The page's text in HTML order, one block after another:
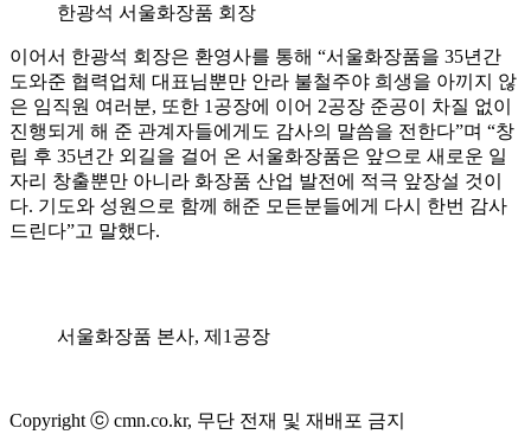
한광석 서울화장품 회장
이어서 한광석 회장은 환영사를 통해 “서울화장품을 35년간
도와준 협력업체 대표님뿐만 안라 불철주야 희생을 아끼지 않
은 임직원 여러분, 또한 1공장에 이어 2공장 준공이 차질 없이
진행되게 해 준 관계자들에게도 감사의 말씀을 전한다”며 “창
립 후 35년간 외길을 걸어 온 서울화장품은 앞으로 새로운 일
자리 창출뿐만 아니라 화장품 산업 발전에 적극 앞장설 것이
다. 기도와 성원으로 함께 해준 모든분들에게 다시 한번 감사
드린다”고 말했다.
서울화장품 본사, 제1공장
Copyright ⓒ cmn.co.kr, 무단 전재 및 재배포 금지